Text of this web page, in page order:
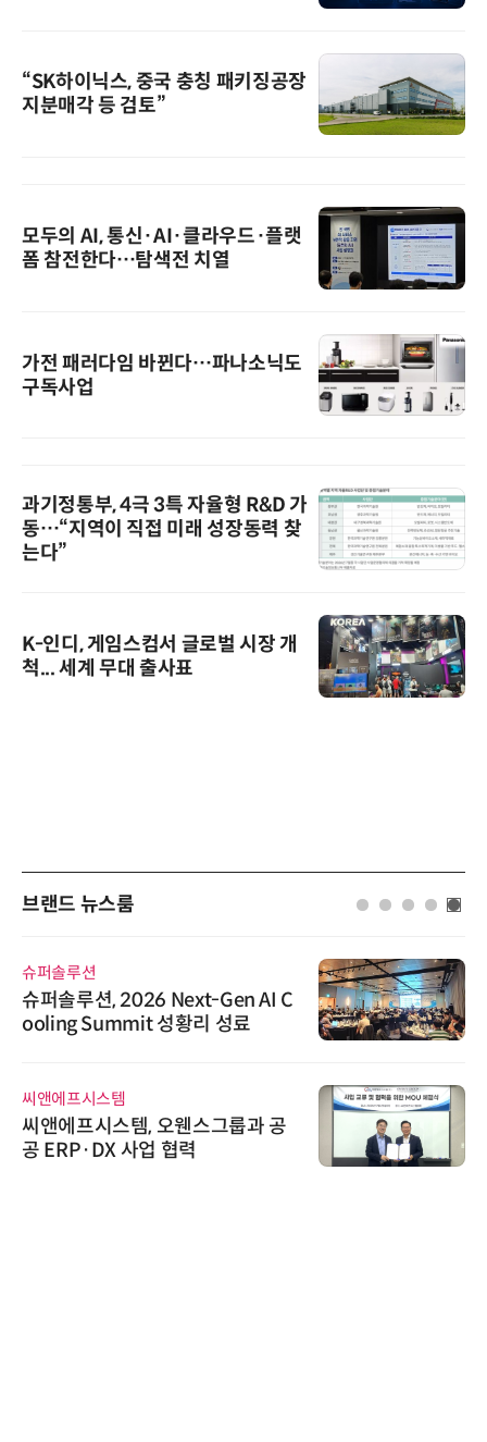
“SK하이닉스, 중국 충칭 패키징공장
지분매각 등 검토”
모두의 AI, 통신·AI·클라우드·플랫
폼 참전한다…탐색전 치열
가전 패러다임 바뀐다…파나소닉도
구독사업
과기정통부, 4극 3특 자율형 R&D 가
동…“지역이 직접 미래 성장동력 찾
는다”
K-인디, 게임스컴서 글로벌 시장 개
척... 세계 무대 출사표
브랜드 뉴스룸
슈퍼솔루션
슈퍼솔루션, 2026 Next-Gen AI C
ooling Summit 성황리 성료
씨앤에프시스템
씨앤에프시스템, 오웬스그룹과 공
공 ERP·DX 사업 협력